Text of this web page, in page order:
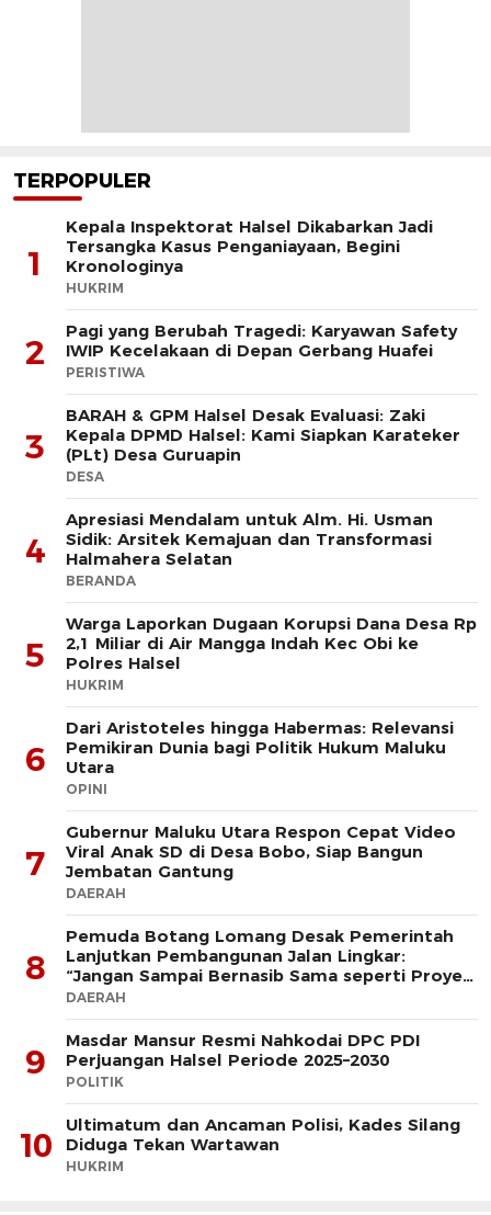
TERPOPULER
1
Kepala Inspektorat Halsel Dikabarkan Jadi
Tersangka Kasus Penganiayaan, Begini
Kronologinya
HUKRIM
2
Pagi yang Berubah Tragedi: Karyawan Safety
IWIP Kecelakaan di Depan Gerbang Huafei
PERISTIWA
3
BARAH & GPM Halsel Desak Evaluasi: Zaki
Kepala DPMD Halsel: Kami Siapkan Karateker
(PLt) Desa Guruapin
DESA
4
Apresiasi Mendalam untuk Alm. Hi. Usman
Sidik: Arsitek Kemajuan dan Transformasi
Halmahera Selatan
BERANDA
5
Warga Laporkan Dugaan Korupsi Dana Desa Rp
2,1 Miliar di Air Mangga Indah Kec Obi ke
Polres Halsel
HUKRIM
6
Dari Aristoteles hingga Habermas: Relevansi
Pemikiran Dunia bagi Politik Hukum Maluku
Utara
OPINI
7
Gubernur Maluku Utara Respon Cepat Video
Viral Anak SD di Desa Bobo, Siap Bangun
Jembatan Gantung
DAERAH
8
Pemuda Botang Lomang Desak Pemerintah
Lanjutkan Pembangunan Jalan Lingkar:
“Jangan Sampai Bernasib Sama seperti Proyek
PLTD
DAERAH
9
Masdar Mansur Resmi Nahkodai DPC PDI
Perjuangan Halsel Periode 2025–2030
POLITIK
10
Ultimatum dan Ancaman Polisi, Kades Silang
Diduga Tekan Wartawan
HUKRIM